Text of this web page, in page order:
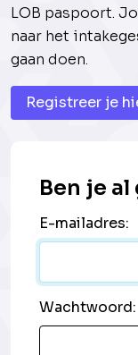
LOB paspoort.
naar het
gaan doen.
Registreer je
Ben je
E-mailadres:
Wachtwoord: